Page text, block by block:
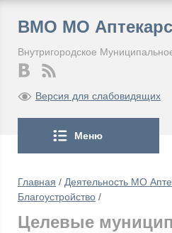
ВМО МО
Версия для слабовидящих
Меню
Главная / Деятельность МО
Благоустройство /
Целевые